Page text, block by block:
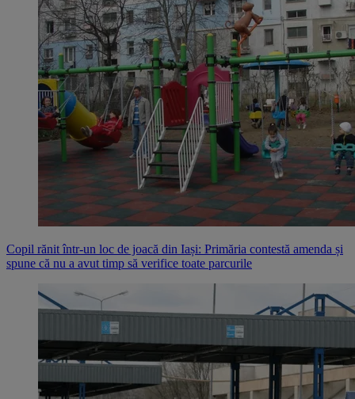
Copil rănit într-un loc de joacă din Iași: Primăria contestă amenda și
spune că nu a avut timp să verifice toate parcurile